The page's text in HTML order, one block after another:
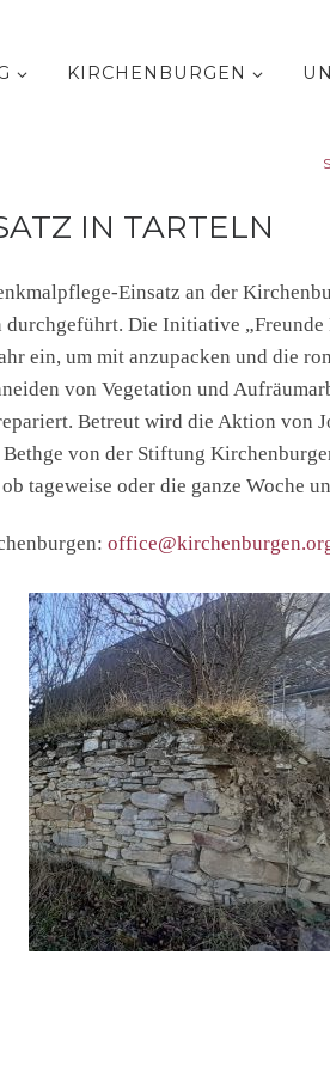
KIRCHENBURGEN
IN TARTELN
Einsatz an der
Die Initiative
ein, um mit anzupacken und die
von Vegetation und
Betreut wird die Aktion von
von der Stiftung
tageweise oder die ganze Woche